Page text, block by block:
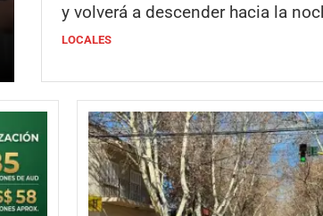
y volverá a descender hacia la
LOCALES